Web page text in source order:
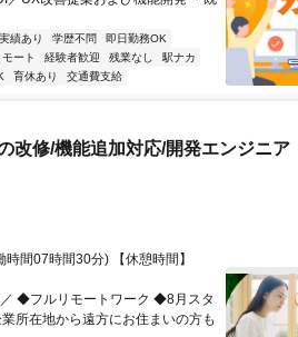
績あり 学歴不問
即日勤務OK
ート 経験者歓迎 残業なし
駅ナカ
育休あり 交通費支給
改修/機能追加対応/開発エンジニア
間07時間30分) 【休憩時間】
／ ◆フルリモートワーク ◆8月スタ
所在地から遠方にお住まいの方も